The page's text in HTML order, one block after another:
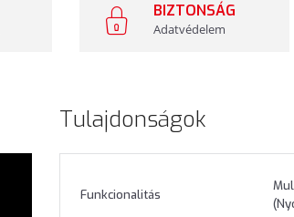
BIZTONSÁG
Adatvédelem
Tulajdonságok
Funkcionalitás